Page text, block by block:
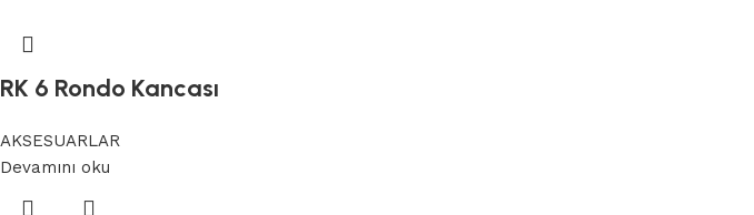
RK 6 Rondo Kancası
AKSESUARLAR
Devamını oku